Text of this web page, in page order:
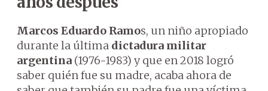
Marcos Eduardo Ramos, un niño apropiado
durante la última dictadura militar
argentina (1976-1983) y que en 2018 logró
saber quién fue su madre, acaba ahora de